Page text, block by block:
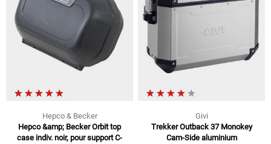
Hepco & Becker
Hepco &amp; Becker Orbit top
case indiv. noir, pour support C-
Givi
Trekker Outback 37 Monokey
Cam-Side aluminium